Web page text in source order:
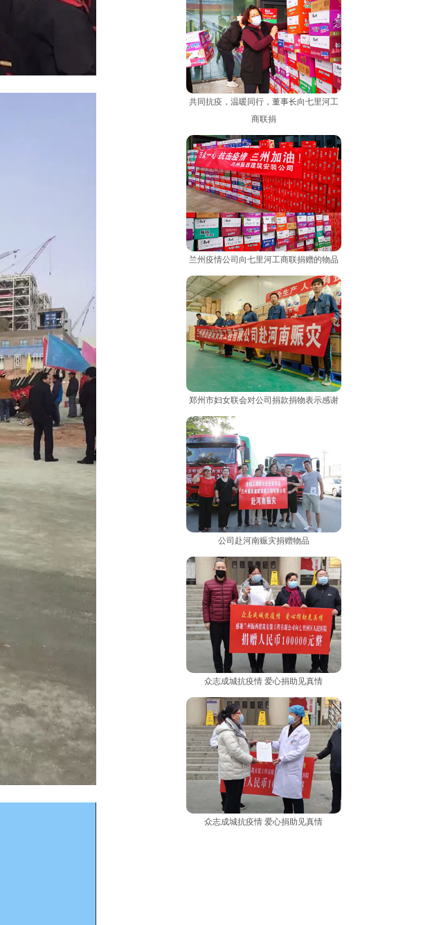
共同抗疫，温暖同行，董事长向七里河工
商联捐
兰州疫情公司向七里河工商联捐赠的物品
郑州市妇女联会对公司捐款捐物表示感谢
公司赴河南赈灾捐赠物品
众志成城抗疫情 爱心捐助见真情
众志成城抗疫情 爱心捐助见真情